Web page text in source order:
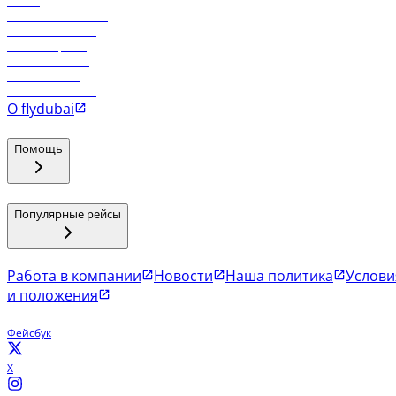
О flydubai
Помощь
Популярные рейсы
Работа в компании Новости Наша политика
и положения
Фейсбук
X